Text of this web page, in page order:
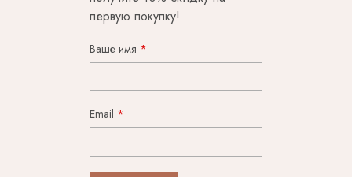
первую покупку!
Ваше имя
Email